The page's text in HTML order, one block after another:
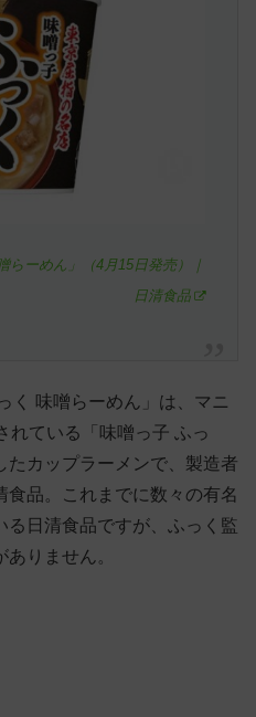
らーめん」（4月15日発売）｜
日清食品
く 味噌らーめん」は、マニ
れている「味噌っ子 ふっ
たカップラーメンで、製造者
品。これまでに数々の有名
る日清食品ですが、ふっく監
りません。